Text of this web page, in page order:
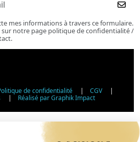
mes informations à travers ce formulaire.
sur notre page politique de confidentialité /
de confidentialité | CGV |
| Réalisé par Graphik Impact
Vente d'alcool